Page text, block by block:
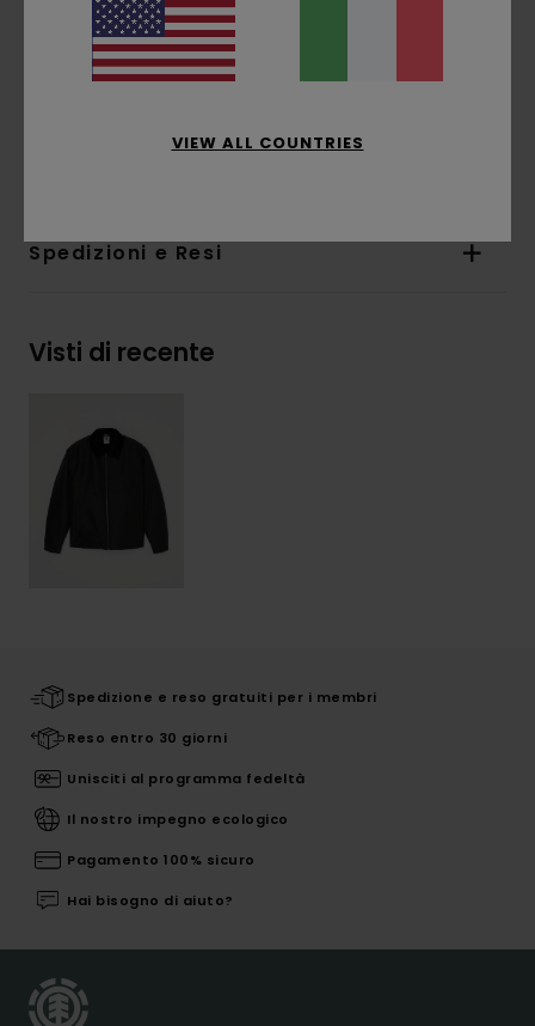
interna
Altre caratteristiche:
coste, toppa in finta pelle scamosciata
Spedizioni e Resi
Visti di recente
Spedizione e reso gratuiti per i membri
Reso entro 30 giorni
Unisciti al programma fedeltà
Il nostro impegno ecologico
Pagamento 100% sicuro
Hai bisogno di aiuto?
VIEW ALL COUNTRIES